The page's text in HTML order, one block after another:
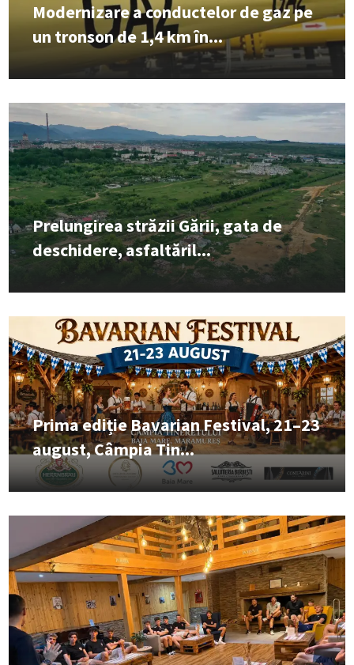
Modernizare a conductelor de gaz pe
un tronson de 1,4 km în...
Prelungirea străzii Gării, gata de
deschidere, asfaltăril...
Prima ediție Bavarian Festival, 21–23
august, Câmpia Tin...